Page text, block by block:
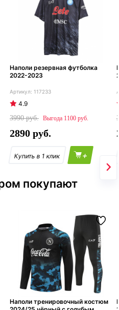
Наполи резервная футболка
2022-2023
117233
4.9
3990
1100
2890
+
покупают
Наполи тренировочный костюм